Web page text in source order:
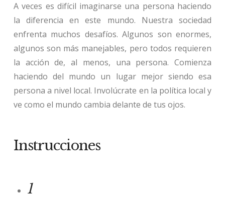
A veces es difícil imaginarse una persona haciendo
la diferencia en este mundo. Nuestra sociedad
enfrenta muchos desafíos. Algunos son enormes,
algunos son más manejables, pero todos requieren
la acción de, al menos, una persona. Comienza
haciendo del mundo un lugar mejor siendo esa
persona a nivel local. Involúcrate en la política local y
ve como el mundo cambia delante de tus ojos.
Instrucciones
1